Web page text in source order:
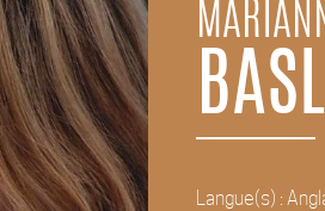
Langue(s) :